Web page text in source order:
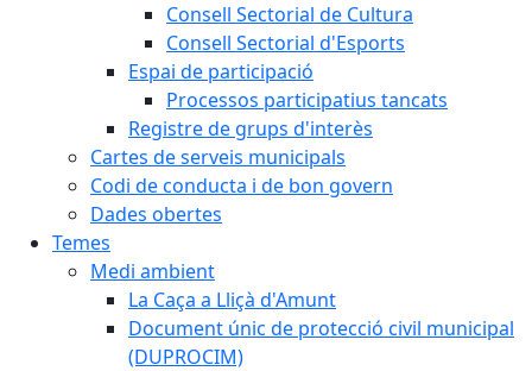
Consell Sectorial de Cultura
Consell Sectorial d'Esports
Espai de participació
Processos participatius tancats
Registre de grups d'interès
Cartes de serveis municipals
Codi de conducta i de bon govern
Dades obertes
Temes
Medi ambient
La Caça a Lliçà d'Amunt
Document únic de protecció civil municipal
(DUPROCIM)